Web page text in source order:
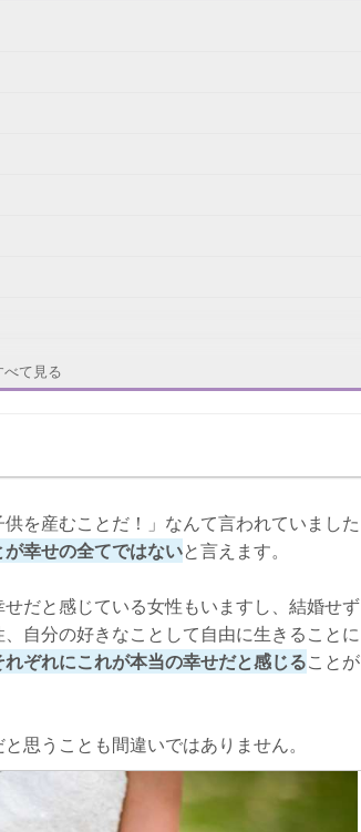
べて見る
を産むことだ！」なんて言われていました
幸せの全てではないと言えます。
だと感じている女性もいますし、結婚せず
自分の好きなことして自由に生きることに
ぞれにこれが本当の幸せだと感じることが
思うことも間違いではありません。